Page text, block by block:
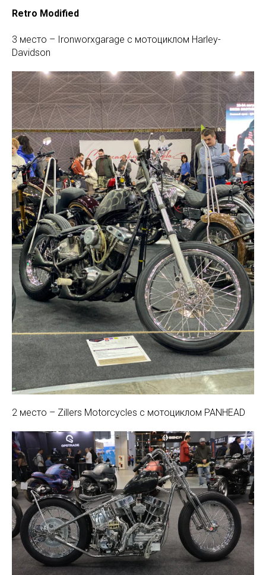
Retro Modified
3 место – Ironworxgarage с мотоциклом Harley-
Davidson
2 место – Zillers Motorcycles с мотоциклом PANHEAD